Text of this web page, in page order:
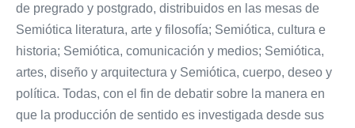
de pregrado y postgrado, distribuidos en las mesas de
Semiótica literatura, arte y filosofía; Semiótica, cultura e
historia; Semiótica, comunicación y medios; Semiótica,
artes, diseño y arquitectura y Semiótica, cuerpo, deseo y
política. Todas, con el fin de debatir sobre la manera en
que la producción de sentido es investigada desde sus